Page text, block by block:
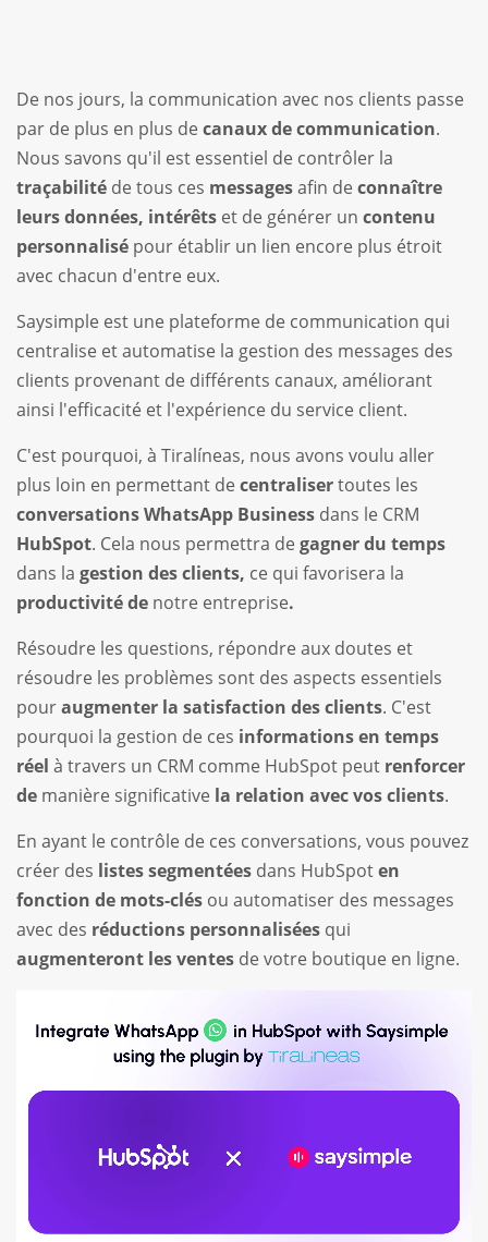
De nos jours, la communication avec nos clients passe
par de plus en plus de canaux de communication.
Nous savons qu'il est essentiel de contrôler la
traçabilité de tous ces messagesafin de connaître
leurs données, intérêts et de générer un contenu
personnalisé pour établir un lien encore plus étroit
avec chacun d'entre eux.
Saysimple est une plateforme de communication qui
centralise et automatise la gestion des messages des
clients provenant de différents canaux, améliorant
ainsi l'efficacité et l'expérience du service client.
C'est pourquoi, à Tiralíneas, nous avons voulu aller
plus loin en permettant de centralisertoutes les
conversations WhatsApp Business dans le CRM
HubSpot. Cela nous permettra de gagner du temps
dans la gestion des clients, ce qui favorisera la
productivité de notre entreprise.
Résoudre les questions, répondre aux doutes et
résoudre les problèmes sont des aspects essentiels
pouraugmenter la satisfaction des clients. C'est
pourquoi la gestion de ces informations en temps
réel à travers un CRM comme HubSpot peut renforcer
de manière significative la relation avec vos clients.
En ayant le contrôle de ces conversations, vous pouvez
créer des listes segmentées dans HubSpoten
fonction de mots-clés ou automatiser des messages
avec des réductions personnalisées qui
augmenteront lesventes de votre boutique en ligne.